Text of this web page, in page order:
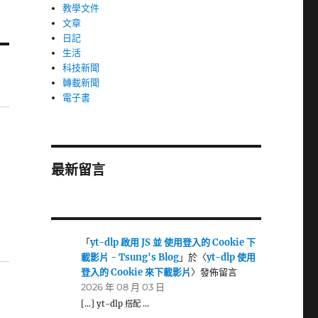
教學文件
文章
日記
生活
科技新聞
轉載新聞
電子書
最新留言
「yt-dlp 啟用 JS 並 使用登入的 Cookie 下
載影片 - Tsung's Blog」於〈yt-dlp 使用
登入的 Cookie 來下載影片〉發佈留言
2026 年 08 月 03 日
[…] yt-dlp 搭配 …